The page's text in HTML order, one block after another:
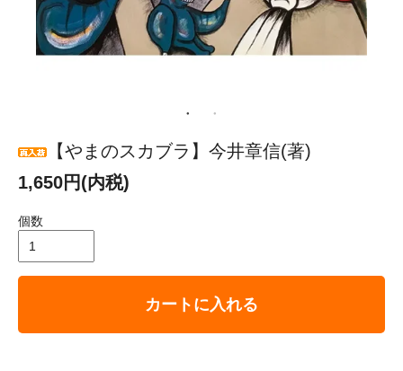
【やまのスカブラ】今井章信(著)
1,650円(内税)
個数
カートに入れる